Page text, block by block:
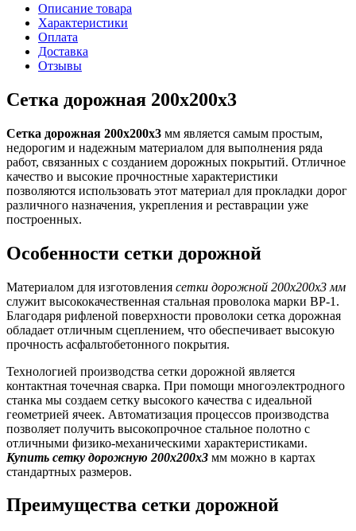
Описание товара
Характеристики
Оплата
Доставка
Отзывы
Сетка дорожная 200х200х3
Сетка дорожная 200х200х3 мм является самым простым,
недорогим и надежным материалом для выполнения ряда
работ, связанных с созданием дорожных покрытий. Отличное
качество и высокие прочностные характеристики
позволяются использовать этот материал для прокладки дорог
различного назначения, укрепления и реставрации уже
построенных.
Особенности сетки дорожной
Материалом для изготовления сетки дорожной 200х200х3 мм
служит высококачественная стальная проволока марки ВР-1.
Благодаря рифленой поверхности проволоки сетка дорожная
обладает отличным сцеплением, что обеспечивает высокую
прочность асфальтобетонного покрытия.
Технологией производства сетки дорожной является
контактная точечная сварка. При помощи многоэлектродного
станка мы создаем сетку высокого качества с идеальной
геометрией ячеек. Автоматизация процессов производства
позволяет получить высокопрочное стальное полотно с
отличными физико-механическими характеристиками.
Купить сетку дорожную 200х200х3 мм можно в картах
стандартных размеров.
Преимущества сетки дорожной